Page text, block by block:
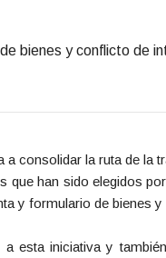
bienes y conflicto de
consolidar la ruta de la
que han sido elegidos
y formulario de bienes y
esta iniciativa y